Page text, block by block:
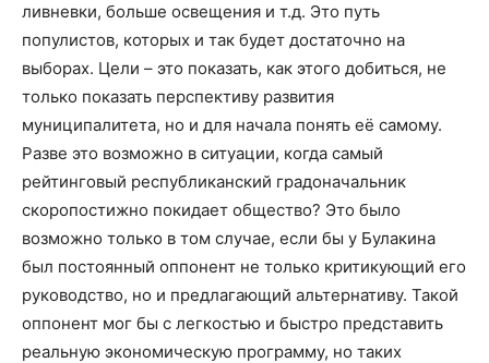
ливневки, больше освещения и т.д. Это путь
популистов, которых и так будет достаточно на
выборах. Цели – это показать, как этого добиться, не
только показать перспективу развития
муниципалитета, но и для начала понять её самому.
Разве это возможно в ситуации, когда самый
рейтинговый республиканский градоначальник
скоропостижно покидает общество? Это было
возможно только в том случае, если бы у Булакина
был постоянный оппонент не только критикующий его
руководство, но и предлагающий альтернативу. Такой
оппонент мог бы с легкостью и быстро представить
реальную экономическую программу, но таких